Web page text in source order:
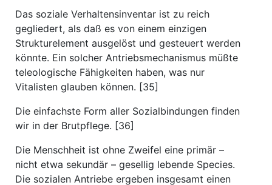
Das soziale Verhaltensinventar ist zu reich
gegliedert, als daß es von einem einzigen
Strukturelement ausgelöst und gesteuert werden
könnte. Ein solcher Antriebsmechanismus müßte
teleologische Fähigkeiten haben, was nur
Vitalisten glauben können. [35]
Die einfachste Form aller Sozialbindungen finden
wir in der Brutpflege. [36]
Die Menschheit ist ohne Zweifel eine primär –
nicht etwa sekundär – gesellig lebende Species.
Die sozialen Antriebe ergeben insgesamt einen